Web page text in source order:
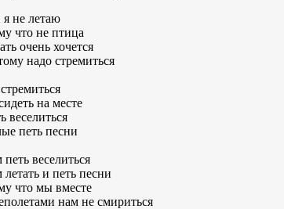
не летаю
что не птица
очень хочется
надо стремиться
на месте
веселиться
петь песни
петь веселиться
летать и петь песни
что мы вместе
нам не смириться